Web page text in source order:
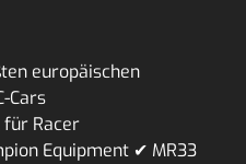
europäischen
Cars
für Racer
Equipment ✔ MR33